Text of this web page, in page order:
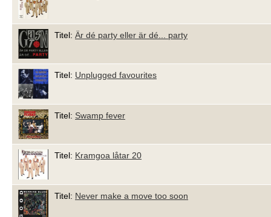
Titel: Är dé party eller är dé... party
Titel: Unplugged favourites
Titel: Swamp fever
Titel: Kramgoa låtar 20
Titel: Never make a move too soon